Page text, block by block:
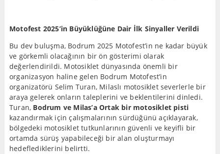
Motofest 2025’in Büyüklüğüne Dair İlk Sinyaller Verildi
Bu dev buluşma, Bodrum 2025 Motofest’in ne kadar büyük
ve görkemli olacağının bir ön gösterimi olarak
değerlendirildi. Motosiklet dünyasında önemli bir
organizasyon haline gelen Bodrum Motofest’in
organizatörü Selim Turan, Milaslı motosiklet severlerle bir
araya gelerek onların taleplerini ve beklentilerini dinledi.
Turan, Bodrum ve Milas’a Ortak bir motosiklet pisti
kazandırmak için çalışmalarının sürdüğünü açıklayarak,
bölgedeki motosiklet tutkunlarının güvenli ve keyifli bir
ortamda sürüş yapabileceği bir alan oluşturmayı
hedeflediklerini belirtti.